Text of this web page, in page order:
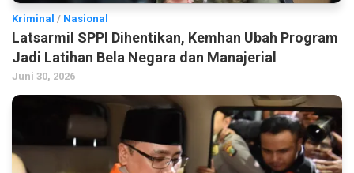
Kriminal / Nasional
Latsarmil SPPI Dihentikan, Kemhan Ubah Program
Jadi Latihan Bela Negara dan Manajerial
Juni 30, 2026